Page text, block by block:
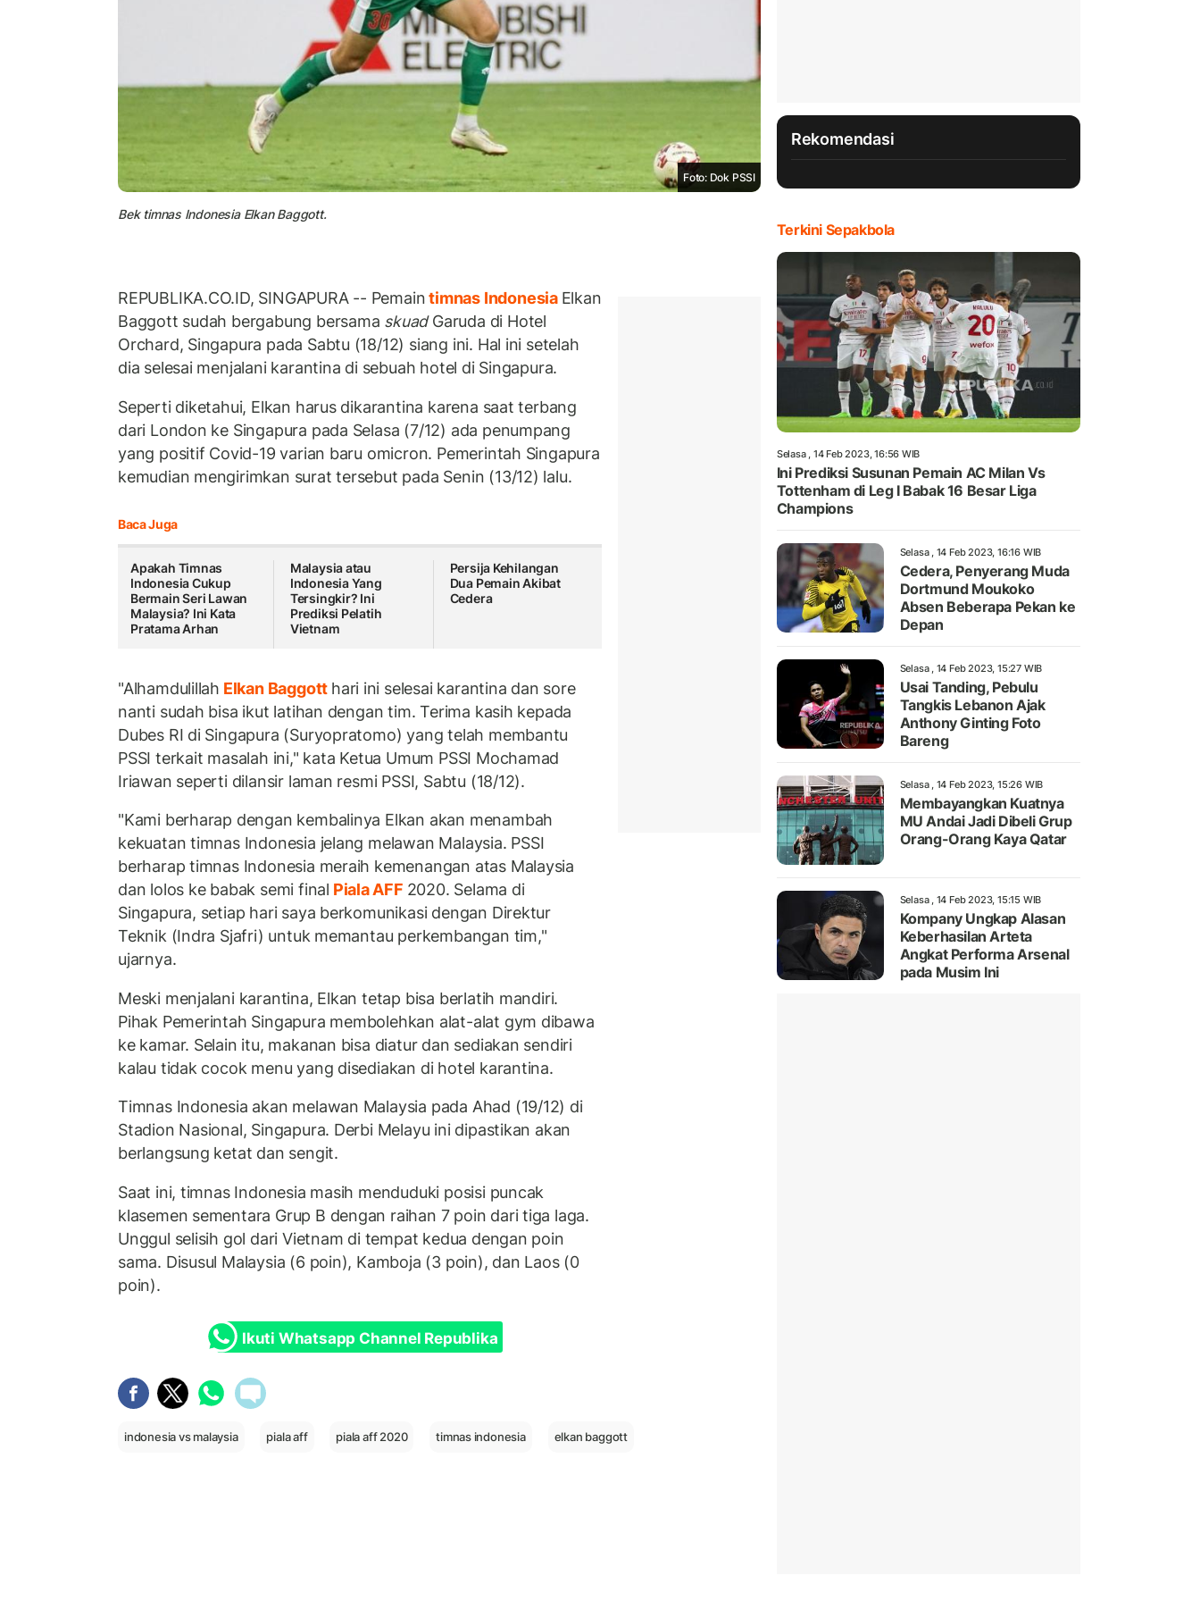
Foto: Dok PSSI
Bek timnas Indonesia Elkan Baggott.
REPUBLIKA.CO.ID, SINGAPURA -- Pemaintimnas Indonesia Elkan
Baggott sudah bergabung bersama skuadGaruda di Hotel
Orchard, Singapura pada Sabtu (18/12) siang ini. Hal ini setelah
dia selesai menjalani karantina di sebuah hotel di Singapura.
Seperti diketahui, Elkan harus dikarantina karena saat terbang
dari London ke Singapura pada Selasa (7/12) ada penumpang
yang positif Covid-19 varian baru omicron. Pemerintah Singapura
kemudian mengirimkan surat tersebut pada Senin (13/12) lalu.
Baca Juga
Apakah Timnas
Indonesia Cukup
Bermain Seri Lawan
Malaysia? Ini Kata
Pratama Arhan
Malaysia atau
Indonesia Yang
Tersingkir? Ini
Prediksi Pelatih
Vietnam
Persija Kehilangan
Dua Pemain Akibat
Cedera
"Alhamdulillah Elkan Baggott hari ini selesai karantina dan sore
nanti sudah bisa ikut latihan dengan tim. Terima kasih kepada
Dubes RI di Singapura (Suryopratomo) yang telah membantu
PSSI terkait masalah ini," kata Ketua Umum PSSI Mochamad
Iriawan seperti dilansir laman resmi PSSI, Sabtu (18/12).
"Kami berharap dengan kembalinya Elkan akan menambah
kekuatan timnas Indonesia jelang melawan Malaysia. PSSI
berharap timnas Indonesia meraih kemenangan atas Malaysia
dan lolos ke babak semi final Piala AFF 2020. Selama di
Singapura, setiap hari saya berkomunikasi dengan Direktur
Teknik (Indra Sjafri) untuk memantau perkembangan tim,"
ujarnya.
Meski menjalani karantina, Elkan tetap bisa berlatih mandiri.
Pihak Pemerintah Singapura membolehkan alat-alat gym dibawa
ke kamar. Selain itu, makanan bisa diatur dan sediakan sendiri
kalau tidak cocok menu yang disediakan di hotel karantina.
Timnas Indonesia akan melawan Malaysia pada Ahad (19/12) di
Stadion Nasional, Singapura. Derbi Melayu ini dipastikan akan
berlangsung ketat dan sengit.
Saat ini, timnas Indonesia masih menduduki posisi puncak
klasemen sementara Grup B dengan raihan 7 poin dari tiga laga.
Unggul selisih gol dari Vietnam di tempat kedua dengan poin
sama. Disusul Malaysia (6 poin), Kamboja (3 poin), dan Laos (0
poin).
Ikuti Whatsapp Channel Republika
indonesia vs malaysia piala aff piala aff 2020 timnas indonesia elkan baggott
Rekomendasi
Terkini Sepakbola
Selasa , 14 Feb 2023, 16:56 WIB
Ini Prediksi Susunan Pemain AC Milan Vs
Tottenham di Leg I Babak 16 Besar Liga
Champions
Selasa , 14 Feb 2023, 16:16 WIB
Cedera, Penyerang Muda
Dortmund Moukoko
Absen Beberapa Pekan ke
Depan
Selasa , 14 Feb 2023, 15:27 WIB
Usai Tanding, Pebulu
Tangkis Lebanon Ajak
Anthony Ginting Foto
Bareng
Selasa , 14 Feb 2023, 15:26 WIB
Membayangkan Kuatnya
MU Andai Jadi Dibeli Grup
Orang-Orang Kaya Qatar
Selasa , 14 Feb 2023, 15:15 WIB
Kompany Ungkap Alasan
Keberhasilan Arteta
Angkat Performa Arsenal
pada Musim Ini